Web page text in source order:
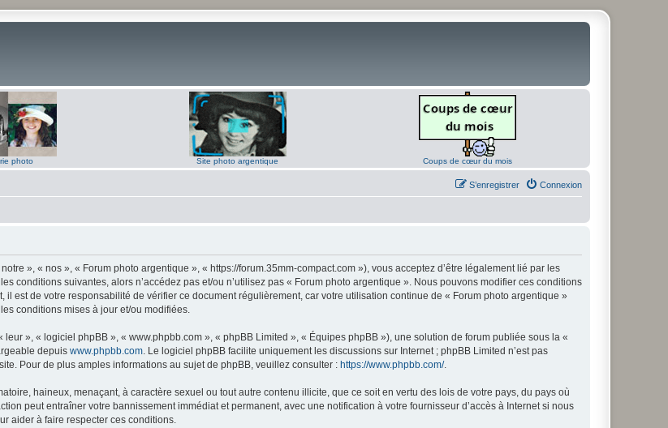
photo Site photo argentique Coups de cœur du mois
Connexion
S’enregistrer
», « nos », « Forum photo argentique », « https://forum.35mm-compact.com »), vous acceptez d’être légalement lié par les
conditions suivantes, alors n’accédez pas et/ou n’utilisez pas « Forum photo argentique ». Nous pouvons modifier ces conditions
est de votre responsabilité de vérifier ce document régulièrement, car votre utilisation continue de « Forum photo argentique »
conditions mises à jour et/ou modifiées.
», « logiciel phpBB », « www.phpbb.com », « phpBB Limited », « Équipes phpBB »), une solution de forum publiée sous la «
depuis www.phpbb.com . Le logiciel phpBB facilite uniquement les discussions sur Internet ; phpBB Limited n’est pas
Pour de plus amples informations au sujet de phpBB, veuillez consulter : https://www.phpbb.com/.
haineux, menaçant, à caractère sexuel ou tout autre contenu illicite, que ce soit en vertu des lois de votre pays, du pays où
peut entraîner votre bannissement immédiat et permanent, avec une notification à votre fournisseur d’accès à Internet si nous
aider à faire respecter ces conditions.